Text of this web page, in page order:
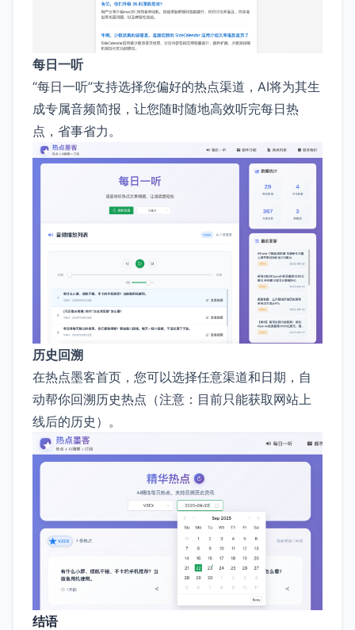
每日一听
“每日一听”支持选择您偏好的热点渠道，AI将为其生
成专属音频简报，让您随时随地高效听完每日热
点，省事省力。
历史回溯
在热点墨客首页，您可以选择任意渠道和日期，自
动帮你回溯历史热点（注意：目前只能获取网站上
线后的历史）。
结语